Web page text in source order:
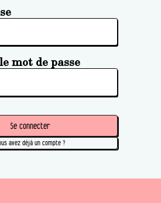
mot de passe
Se connecter
avez déjà un compte ?